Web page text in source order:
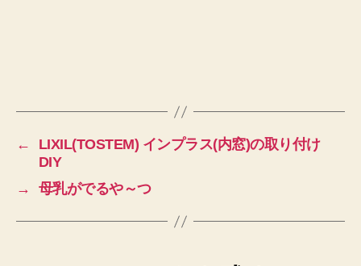
←
LIXIL(TOSTEM) インプラス(内窓)の取り付け
DIY
→
母乳がでるや～つ